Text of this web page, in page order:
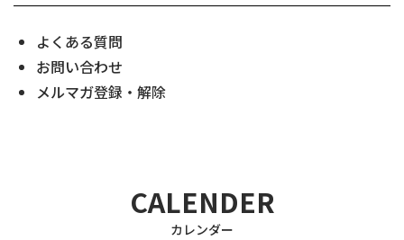
よくある質問
お問い合わせ
メルマガ登録・解除
CALENDER
カレンダー